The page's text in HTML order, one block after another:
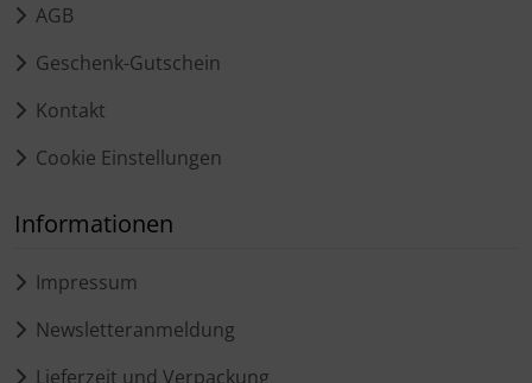
AGB
Geschenk-Gutschein
Kontakt
Cookie Einstellungen
Informationen
Impressum
Newsletteranmeldung
Lieferzeit und Verpackung